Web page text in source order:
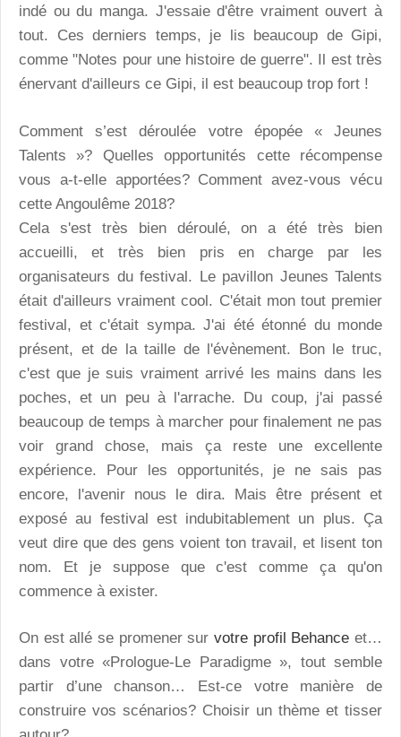
indé ou du manga. J'essaie d'être vraiment ouvert à
tout. Ces derniers temps, je lis beaucoup de Gipi,
comme "Notes pour une histoire de guerre". Il est très
énervant d'ailleurs ce Gipi, il est beaucoup trop fort !
Comment s’est déroulée votre épopée « Jeunes
Talents »? Quelles opportunités cette récompense
vous a-t-elle apportées? Comment avez-vous vécu
cette Angoulême 2018?
Cela s'est très bien déroulé, on a été très bien
accueilli, et très bien pris en charge par les
organisateurs du festival. Le pavillon Jeunes Talents
était d'ailleurs vraiment cool. C'était mon tout premier
festival, et c'était sympa. J'ai été étonné du monde
présent, et de la taille de l'évènement. Bon le truc,
c'est que je suis vraiment arrivé les mains dans les
poches, et un peu à l'arrache. Du coup, j'ai passé
beaucoup de temps à marcher pour finalement ne pas
voir grand chose, mais ça reste une excellente
expérience. Pour les opportunités, je ne sais pas
encore, l'avenir nous le dira. Mais être présent et
exposé au festival est indubitablement un plus. Ça
veut dire que des gens voient ton travail, et lisent ton
nom. Et je suppose que c'est comme ça qu'on
commence à exister.
On est allé se promener sur votre profil Behance et…
dans votre «Prologue-Le Paradigme », tout semble
partir d’une chanson… Est-ce votre manière de
construire vos scénarios? Choisir un thème et tisser